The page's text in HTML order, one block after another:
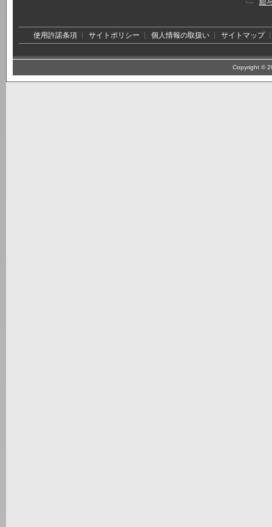
給
使用許諾条項 サイトポリシー 個人情報の取扱い サイトマップ
Copyright ©